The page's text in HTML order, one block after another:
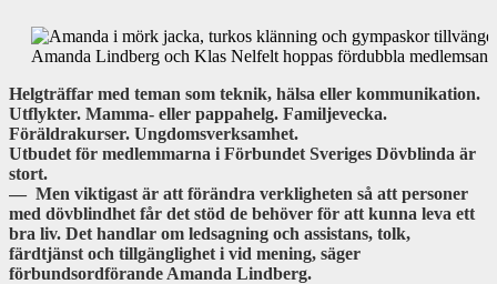
Amanda Lindberg och Klas Nelfelt hoppas fördubbla
Helgträffar med teman som teknik, hälsa eller kommunikation.
Utflykter. Mamma- eller pappahelg. Familjevecka.
Föräldrakurser. Ungdomsverksamhet.
Utbudet för medlemmarna i Förbundet Sveriges Dövblinda är
stort.
— Men viktigast är att förändra verkligheten så att personer
med dövblindhet får det stöd de behöver för att kunna leva ett
bra liv. Det handlar om ledsagning och assistans, tolk,
färdtjänst och tillgänglighet i vid mening, säger
förbundsordförande Amanda Lindberg.